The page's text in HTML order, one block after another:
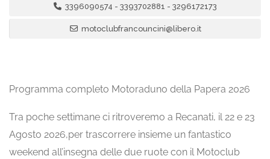
3396090574 - 3393702881 - 3296172173
motoclubfrancouncini@libero.it
Programma completo Motoraduno della Papera 2026
Tra poche settimane ci ritroveremo a Recanati, il 22 e 23
Agosto 2026,per trascorrere insieme un fantastico
weekend all’insegna delle due ruote con il Motoclub